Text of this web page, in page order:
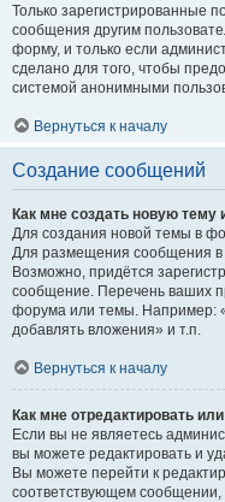
Только зарегистрированные
сообщения другим
форму, и только если
сделано для того, чтобы
системой анонимными
Вернуться к началу
Создание сообщений
Как мне создать новую тему
Для создания новой темы в
Для размещения сообщения в
Возможно, придётся
сообщение. Перечень ваших
форума или темы. Например:
добавлять вложения» и т.п.
Вернуться к началу
Как мне отредактировать
Если вы не являетесь
вы можете редактировать и
Вы можете перейти к
соответствующем сообщении,